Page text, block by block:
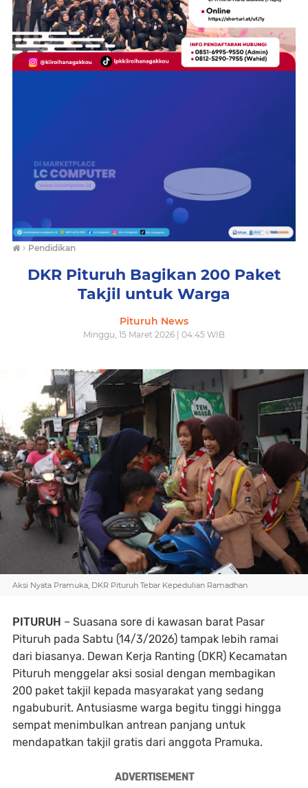
› Pendidikan
DKR Pituruh Bagikan 200 Paket
Takjil untuk Warga
Pituruh News
Minggu, 15 Maret 2026 | 04:45 WIB
Aksi Nyata Pramuka, DKR Pituruh Tebar Kepedulian Ramadhan
PITURUH – Suasana sore di kawasan barat Pasar
Pituruh pada Sabtu (14/3/2026) tampak lebih ramai
dari biasanya. Dewan Kerja Ranting (DKR) Kecamatan
Pituruh menggelar aksi sosial dengan membagikan
200 paket takjil kepada masyarakat yang sedang
ngabuburit. Antusiasme warga begitu tinggi hingga
sempat menimbulkan antrean panjang untuk
mendapatkan takjil gratis dari anggota Pramuka.
ADVERTISEMENT